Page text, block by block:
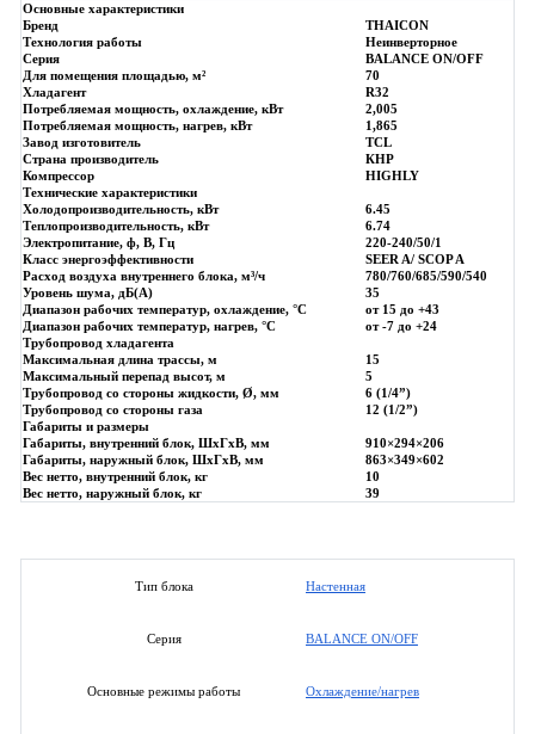
Основные характеристики
Бренд
THAICON
Технология работы
Неинверторное
Серия
BALANCE ON/OFF
Для помещения площадью, м²
70
Хладагент
R32
Потребляемая мощность, охлаждение, кВт
2,005
Потребляемая мощность, нагрев, кВт
1,865
Завод изготовитель
TCL
Страна производитель
КНР
Компрессор
HIGHLY
Технические характеристики
Холодопроизводительность, кВт
6.45
Теплопроизводительность, кВт
6.74
Электропитание, ф, В, Гц
220-240/50/1
Класс энергоэффективности
SEER A/ SCOP A
Расход воздуха внутреннего блока, м³/ч
780/760/685/590/540
Уровень шума, дБ(А)
35
Диапазон рабочих температур, охлаждение, °C
от 15 до +43
Диапазон рабочих температур, нагрев, °C
от -7 до +24
Трубопровод хладагента
Максимальная длина трассы, м
15
Максимальный перепад высот, м
5
Трубопровод со стороны жидкости, Ø, мм
6 (1/4”)
Трубопровод со стороны газа
12 (1/2”)
Габариты и размеры
Габариты, внутренний блок, ШхГхВ, мм
910×294×206
Габариты, наружный блок, ШхГхВ, мм
863×349×602
Вес нетто, внутренний блок, кг
10
Вес нетто, наружный блок, кг
39
Тип блока Настенная
Серия BALANCE ON/OFF
Основные режимы работы Охлаждение/нагрев